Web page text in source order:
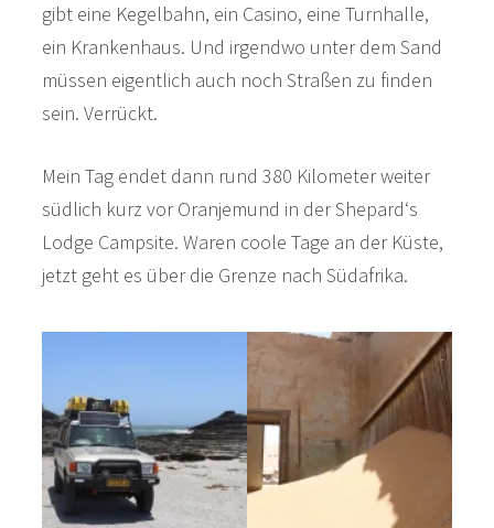
gibt eine Kegelbahn, ein Casino, eine Turnhalle,
ein Krankenhaus. Und irgendwo unter dem Sand
müssen eigentlich auch noch Straßen zu finden
sein. Verrückt.
Mein Tag endet dann rund 380 Kilometer weiter
südlich kurz vor Oranjemund in der Shepard‘s
Lodge Campsite. Waren coole Tage an der Küste,
jetzt geht es über die Grenze nach Südafrika.